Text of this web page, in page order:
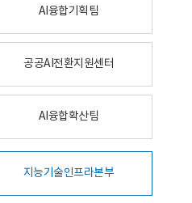
AI융합기획팀
공공AI전환지원센터
AI융합확산팀
지능기술인프라본부